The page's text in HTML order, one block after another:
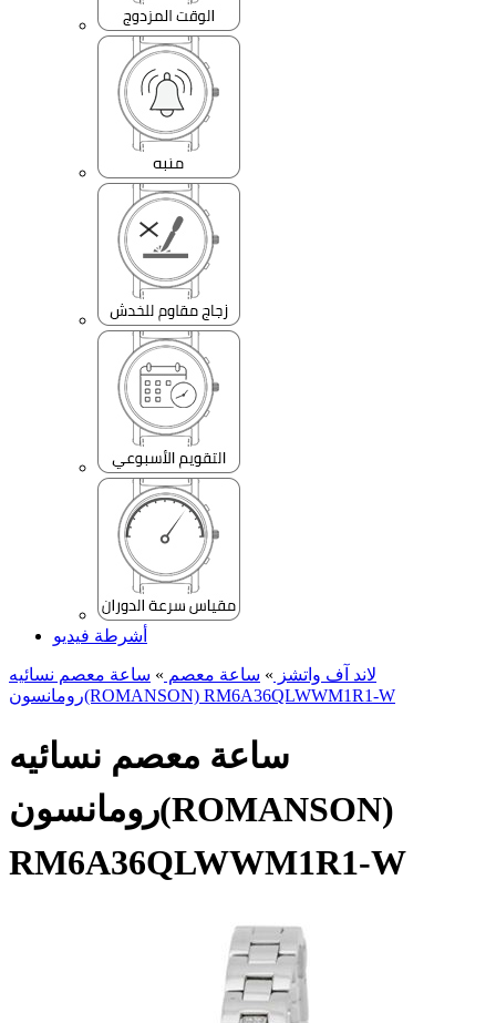
أشرطة فيديو
لاند آف واتشز » ساعة معصم » ساعة معصم نسائیه
رومانسون(ROMANSON) RM6A36QLWWM1R1-W
ساعة معصم نسائیه
رومانسون(ROMANSON)
RM6A36QLWWM1R1-W